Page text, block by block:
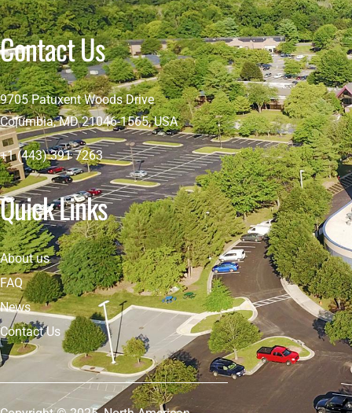
Contact Us
9705 Patuxent Woods Drive
Columbia, MD 21046-1565, USA
+1 (443) 391 7263
Quick Links
About us
FAQ
News
Contact Us